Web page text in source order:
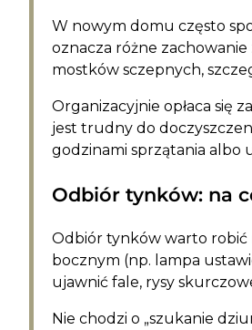
W nowym domu często
oznacza różne
mostków sczepnych,
Organizacyjnie opłaca się
jest trudny do
godzinami sprzątania albo
Odbiór tynków: na
Odbiór tynków warto robić
bocznym (np. lampa
ujawnić fale, rysy
Nie chodzi o „szukanie